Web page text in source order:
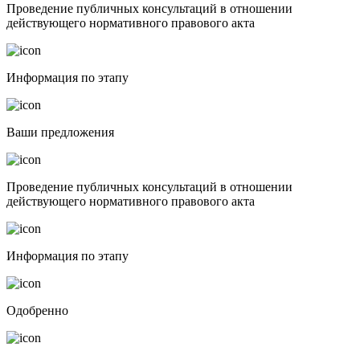
Проведение публичных консультаций в отношении
действующего нормативного правового акта
Информация по этапу
Ваши предложения
Проведение публичных консультаций в отношении
действующего нормативного правового акта
Информация по этапу
Одобренно